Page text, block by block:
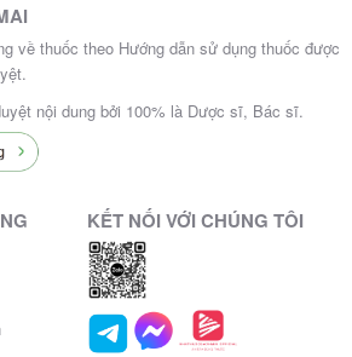
Dẫn sử dụng thuốc)
nguyên viên với nước lọc. Có thể
(thức ăn không ảnh hưởng sinh
đều 12 giờ.
Liều khuyế
Thời gi
an điều
trị
về thuốc theo Hướng dẫn sử dụng thuốc được
nội dung bởi 100% là Dược sĩ, Bác sĩ.
KẾT NỐI VỚI CHÚNG TÔI